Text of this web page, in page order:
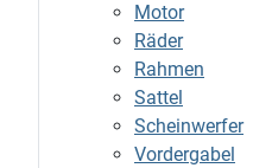
Motor
Räder
Rahmen
Sattel
Scheinwerfer
Vordergabel